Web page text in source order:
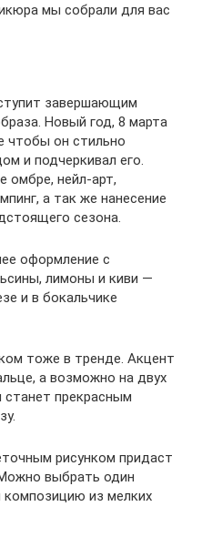
мы собрали для вас
завершающим
Новый год, 8 марта
чтобы он стильно
и подчеркивал его.
омбре, нейл-арт,
а так же нанесение
сезона.
оформление с
лимоны и киви —
и в бокальчике
тоже в тренде. Акцент
а возможно на двух
станет прекрасным
рисунком придаст
выбрать один
композицию из мелких